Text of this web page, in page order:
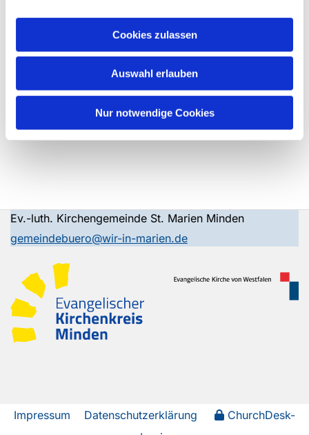
Cookies zulassen
Auswahl erlauben
Nur notwendige Cookies
Ev.-luth. Kirchengemeinde St. Marien Minden
gemeindebuero@wir-in-marien.de
Impressum Datenschutzerklärung
ChurchDesk-